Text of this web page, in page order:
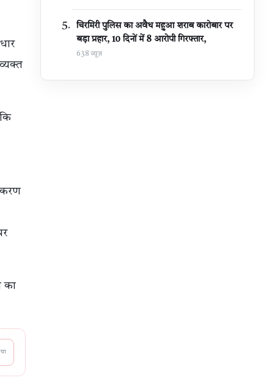
का
चिरमिरी पुलिस का अवैध महुआ शराब कारोबार पर
बड़ा प्रहार, 10 दिनों में 8 आरोपी गिरफ्तार,
638 व्यूज़